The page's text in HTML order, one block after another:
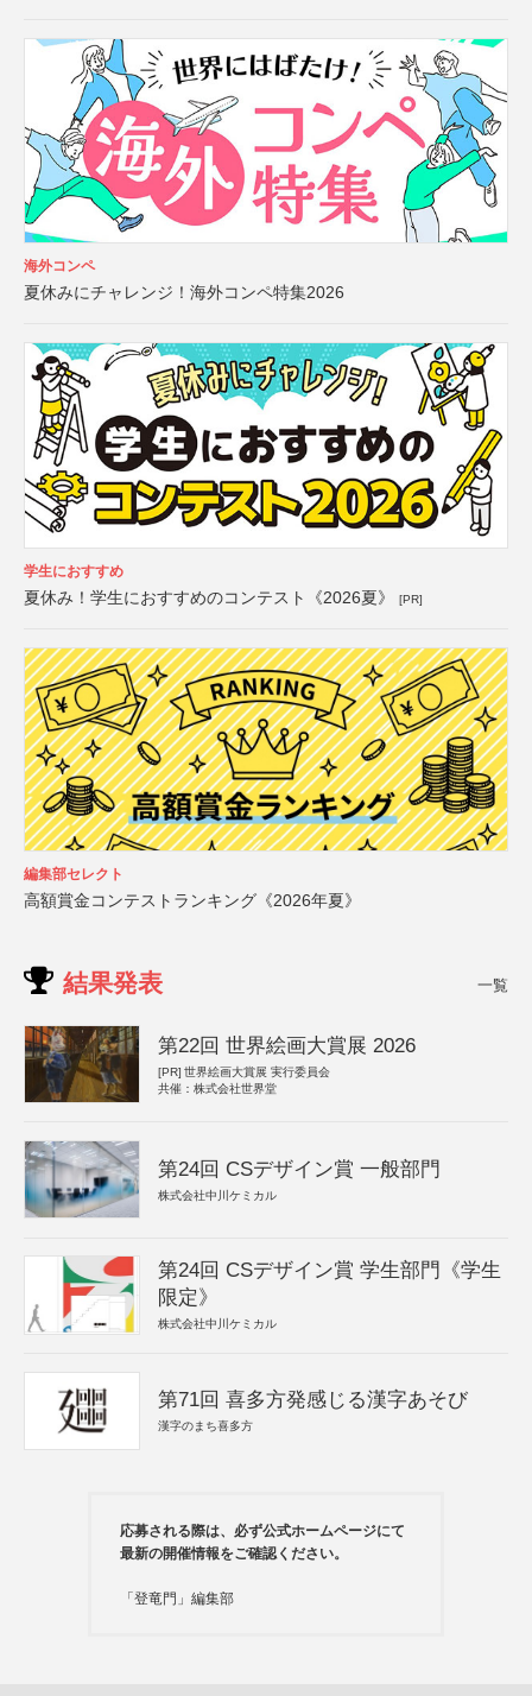
海外コンペ
夏休みにチャレンジ！海外コンペ特集2026
学生におすすめ
夏休み！学生におすすめのコンテスト《2026夏》 [PR]
編集部セレクト
高額賞金コンテストランキング《2026年夏》
結果発表 一覧
第22回 世界絵画大賞展 2026
[PR] 世界絵画大賞展 実行委員会
共催：株式会社世界堂
第24回 CSデザイン賞 一般部門
株式会社中川ケミカル
第24回 CSデザイン賞 学生部門《学生
限定》
株式会社中川ケミカル
第71回 喜多方発感じる漢字あそび
漢字のまち喜多方
応募される際は、必ず公式ホームページにて
最新の開催情報をご確認ください。
「登竜門」編集部